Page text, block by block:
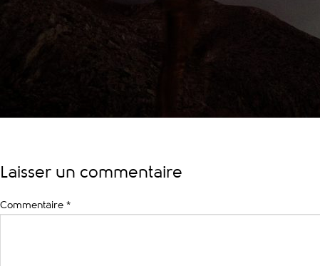
Laisser un commentaire
Commentaire *